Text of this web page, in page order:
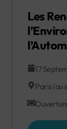
Les
17
Paris (au